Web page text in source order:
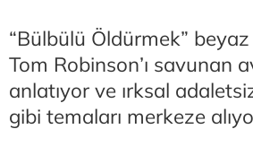
“Bülbülü Öldürmek”
Tom Robinson’ı savunan
anlatıyor ve ırksal
gibi temaları merkeze